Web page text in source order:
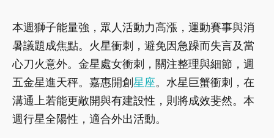
本週獅子能量強，眾人活動力高漲，運動賽事與消
暑議題成焦點。火星衝刺，避免因急躁而失言及當
心刀火意外。金星處女衝刺，關注整理與細節，週
五金星進天秤。嘉惠開創星座。水星巨蟹衝刺，在
溝通上若能更敞開與有建設性，則將成效斐然。本
週行星全陽性，適合外出活動。